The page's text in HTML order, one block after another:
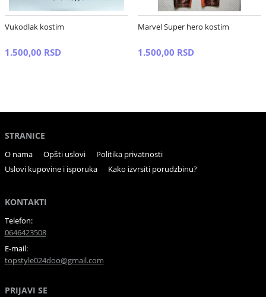
Vukodlak kostim
1.500,00 RSD
Marvel Super hero kostim
1.500,00 RSD
STRANICE
O nama Opšti uslovi
Politika privatnosti
Uslovi kupovine i isporuka
Kako izvrsiti porudzbinu?
KONTAKTI
Telefon:
0646423508
E-mail:
topstyle024doo@gmail.com
PRIJAVI SE